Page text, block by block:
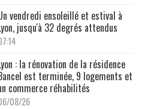
vendredi ensoleillé et estival à
jusqu'à 32 degrés attendus
: la rénovation de la résidence
est terminée, 9 logements et
commerce réhabilités
08/26